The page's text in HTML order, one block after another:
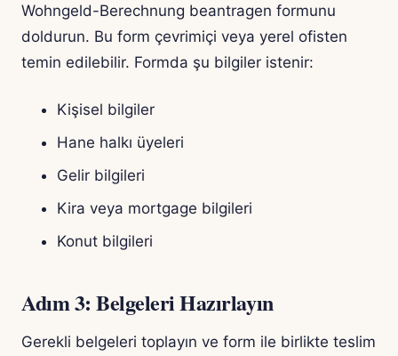
Wohngeld-Berechnung beantragen formunu
doldurun. Bu form çevrimiçi veya yerel ofisten
temin edilebilir. Formda şu bilgiler istenir:
Kişisel bilgiler
Hane halkı üyeleri
Gelir bilgileri
Kira veya mortgage bilgileri
Konut bilgileri
Adım 3: Belgeleri Hazırlayın
Gerekli belgeleri toplayın ve form ile birlikte teslim